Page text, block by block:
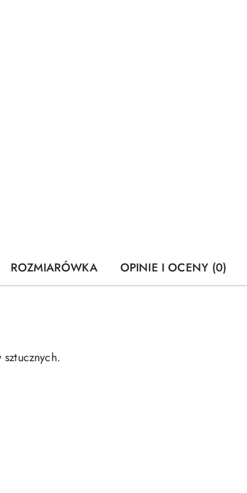
ROZMIARÓWKA OPINIE I OCENY (0)